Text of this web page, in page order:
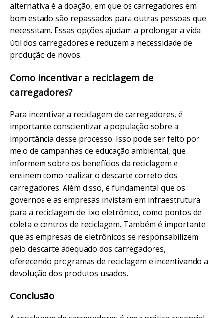
alternativa é a doação, em que os carregadores em
bom estado são repassados para outras pessoas que
necessitam. Essas opções ajudam a prolongar a vida
útil dos carregadores e reduzem a necessidade de
produção de novos.
Como incentivar a reciclagem de
carregadores?
Para incentivar a reciclagem de carregadores, é
importante conscientizar a população sobre a
importância desse processo. Isso pode ser feito por
meio de campanhas de educação ambiental, que
informem sobre os benefícios da reciclagem e
ensinem como realizar o descarte correto dos
carregadores. Além disso, é fundamental que os
governos e as empresas invistam em infraestrutura
para a reciclagem de lixo eletrônico, como pontos de
coleta e centros de reciclagem. Também é importante
que as empresas de eletrônicos se responsabilizem
pelo descarte adequado dos carregadores,
oferecendo programas de reciclagem e incentivando a
devolução dos produtos usados.
Conclusão